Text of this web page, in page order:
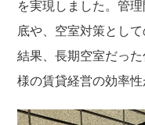
を実現しました。管
底や、空室対策とし
結果、長期空室だっ
様の賃貸経営の効率性